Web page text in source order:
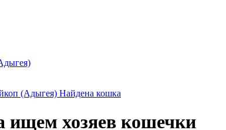
(Адыгея) Найдена кошка
ищем хозяев кошечки